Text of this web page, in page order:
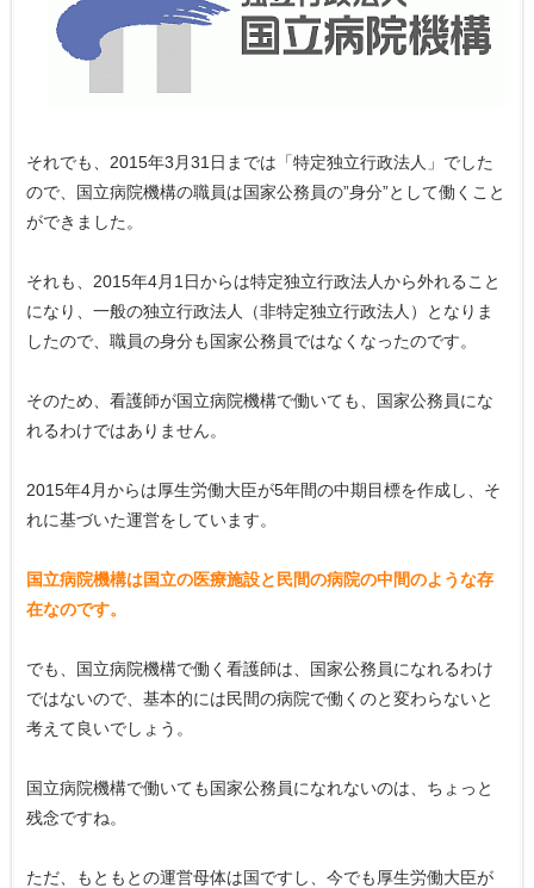
それでも、2015年3月31日までは「特定独立行政法人」でした
ので、国立病院機構の職員は国家公務員の”身分”として働くこと
ができました。
それも、2015年4月1日からは特定独立行政法人から外れること
になり、一般の独立行政法人（非特定独立行政法人）となりま
したので、職員の身分も国家公務員ではなくなったのです。
そのため、看護師が国立病院機構で働いても、国家公務員にな
れるわけではありません。
2015年4月からは厚生労働大臣が5年間の中期目標を作成し、そ
れに基づいた運営をしています。
国立病院機構は国立の医療施設と民間の病院の中間のような存
在なのです。
でも、国立病院機構で働く看護師は、国家公務員になれるわけ
ではないので、基本的には民間の病院で働くのと変わらないと
考えて良いでしょう。
国立病院機構で働いても国家公務員になれないのは、ちょっと
残念ですね。
ただ、もともとの運営母体は国ですし、今でも厚生労働大臣が